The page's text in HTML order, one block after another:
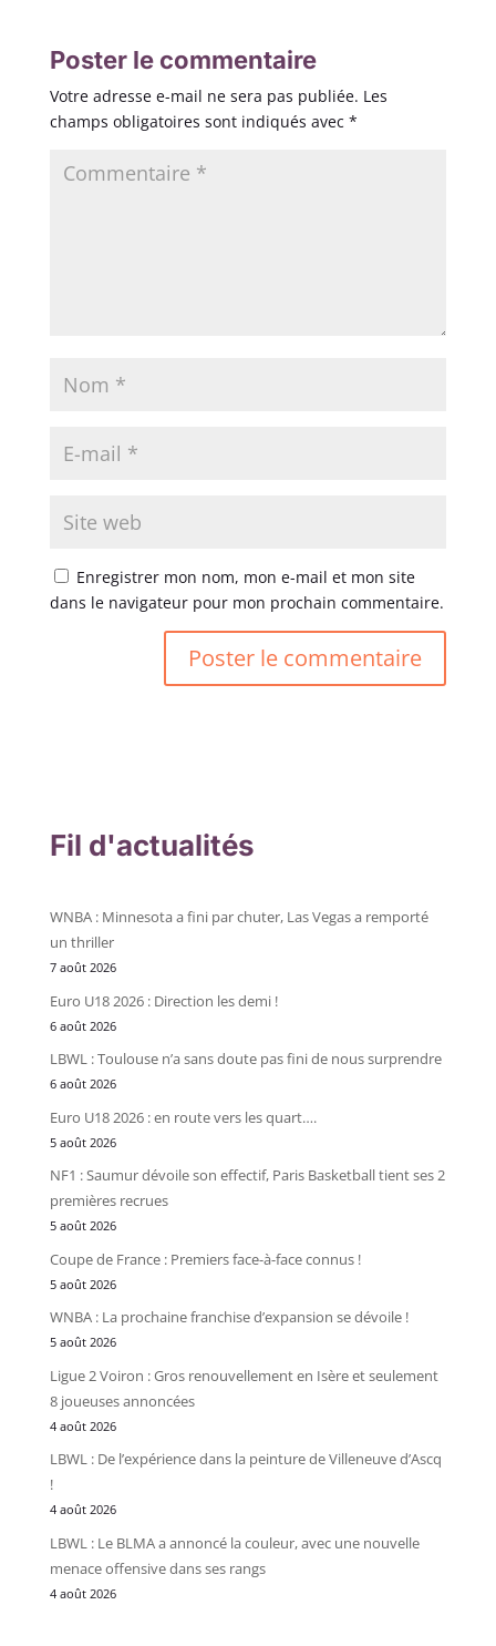
Poster le commentaire
Votre adresse e-mail ne sera pas publiée. Les
champs obligatoires sont indiqués avec *
Enregistrer mon nom, mon e-mail et mon site
dans le navigateur pour mon prochain commentaire.
Fil d'actualités
WNBA : Minnesota a fini par chuter, Las Vegas a remporté
un thriller
7 août 2026
Euro U18 2026 : Direction les demi !
6 août 2026
LBWL : Toulouse n’a sans doute pas fini de nous surprendre
6 août 2026
Euro U18 2026 : en route vers les quart….
5 août 2026
NF1 : Saumur dévoile son effectif, Paris Basketball tient ses 2
premières recrues
5 août 2026
Coupe de France : Premiers face-à-face connus !
5 août 2026
WNBA : La prochaine franchise d’expansion se dévoile !
5 août 2026
Ligue 2 Voiron : Gros renouvellement en Isère et seulement
8 joueuses annoncées
4 août 2026
LBWL : De l’expérience dans la peinture de Villeneuve d’Ascq
!
4 août 2026
LBWL : Le BLMA a annoncé la couleur, avec une nouvelle
menace offensive dans ses rangs
4 août 2026